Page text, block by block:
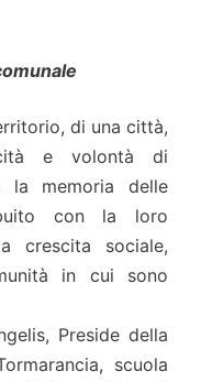
di una città,
e volontà di
memoria delle
con la loro
crescita sociale,
in cui sono
Preside della
scuola